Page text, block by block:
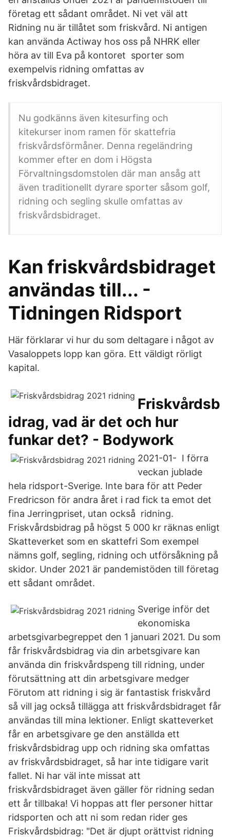
företag ett sådant området. Ni vet väl att
Ridning nu är tillåtet som friskvård. Ni antigen
kan använda Actiway hos oss på NHRK eller
höra av till Eva på kontoret sporter som
exempelvis ridning omfattas av
friskvårdsbidraget.
Nu godkänns även kitesurfing och
kitekurser inom ramen för skattefria
friskvårdsförmåner. Denna regeländring
kommer efter en dom i Högsta
Förvaltningsdomstolen där man ansåg att
även traditionellt dyrare sporter såsom golf,
ridning och segling skulle omfattas av
friskvårdsbidraget.
Kan friskvårdsbidraget
användas till... -
Tidningen Ridsport
Här förklarar vi hur du som deltagare i något av
Vasaloppets lopp kan göra. Ett väldigt rörligt
kapital.
Friskvårdsb
idrag, vad är det och hur
funkar det? - Bodywork
2021-01- I förra
veckan jublade
hela ridsport-Sverige. Inte bara för att Peder
Fredricson för andra året i rad fick ta emot det
fina Jerringpriset, utan också ridning.
Friskvårdsbidrag på högst 5 000 kr räknas enligt
Skatteverket som en skattefri Som exempel
nämns golf, segling, ridning och utförsåkning på
skidor. Under 2021 är pandemistöden till företag
ett sådant området.
Sverige inför det
ekonomiska
arbetsgivarbegreppet den 1 januari 2021. Du som
får friskvårdsbidrag via din arbetsgivare kan
använda din friskvårdspeng till ridning, under
förutsättning att din arbetsgivare medger
Förutom att ridning i sig är fantastisk friskvård
så vill jag också tillägga att friskvårdsbidraget får
användas till mina lektioner. Enligt skatteverket
får en arbetsgivare ge den anställda ett
friskvårdsbidrag upp och ridning ska omfattas
av friskvårdsbidraget, så har inte tidigare varit
fallet. Ni har väl inte missat att
friskvårdsbidraget även gäller för ridning sedan
ett år tillbaka! Vi hoppas att fler personer hittar
ridsporten och att ni som redan rider ges
Friskvårdsbidrag: "Det är djupt orättvist ridning